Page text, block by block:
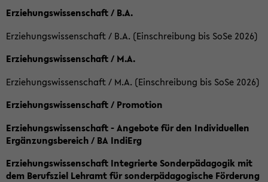
Erziehungswissenschaft / B.A.
Erziehungswissenschaft / B.A. (Einschreibung bis SoSe 2026)
Erziehungswissenschaft / M.A.
Erziehungswissenschaft / M.A. (Einschreibung bis SoSe 2026)
Erziehungswissenschaft / Promotion
Erziehungswissenschaft - Angebote für den Individuellen
Ergänzungsbereich / BA IndiErg
Erziehungswissenschaft Integrierte Sonderpädagogik mit
dem Berufsziel Lehramt für sonderpädagogische Förderung